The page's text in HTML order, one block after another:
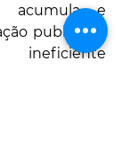
acumula e
publicada,